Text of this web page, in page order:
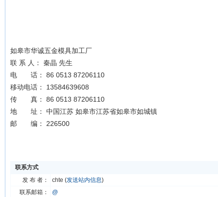
如皋市华诚五金模具加工厂
联 系 人： 秦晶 先生
电 话： 86 0513 87206110
移动电话： 13584639608
传 真： 86 0513 87206110
地 址： 中国江苏 如皋市江苏省如皋市如城镇
邮 编： 226500
联系方式
发 布 者：
chte (发送站内信息)
联系邮箱：
@